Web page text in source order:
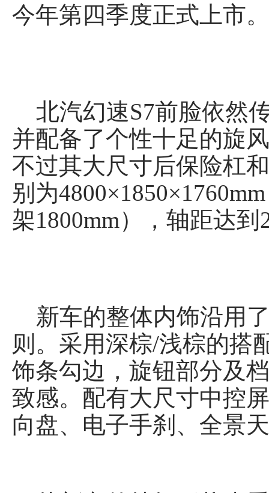
今年第四季度正式上市。
北汽幻速S7前脸依然
并配备了个性十足的旋
不过其大尺寸后保险杠
别为
架1800mm），轴距达到
新车的整体内饰沿用
则。采用深棕/浅棕的搭
饰条勾边，旋钮部分及
致感。配有大尺寸中控
向盘、电子手刹、全景